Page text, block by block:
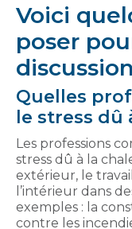
Voici
poser
Quelles
le stress dû
Les professions
stress dû à la
extérieur, le
l’intérieur dans
exemples : la
contre les